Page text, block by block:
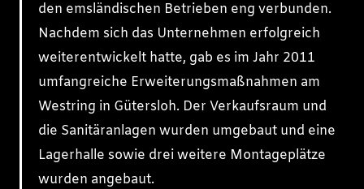
den emsländischen Betrieben eng verbunden.
Nachdem sich das Unternehmen erfolgreich
weiterentwickelt hatte, gab es im Jahr 2011
umfangreiche Erweiterungsmaßnahmen am
Westring in Gütersloh. Der Verkaufsraum und
die Sanitäranlagen wurden umgebaut und eine
Lagerhalle sowie drei weitere Montageplätze
wurden angebaut.